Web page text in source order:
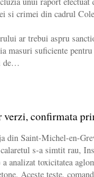
si crimei din cadrul
ar trebui aspru
masuri suficiente pentru
de…
confirmata
din Saint-Michel-en-
s-a simtit rau,
analizat toxicitatea
Aceste teste,